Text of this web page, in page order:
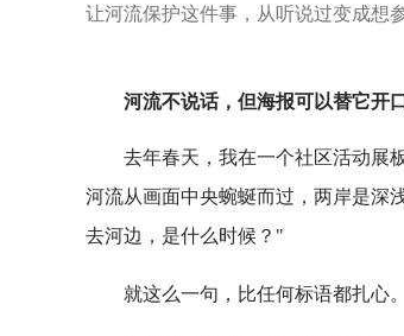
让河流保护这件事，从听说过变成想参
河流不说话，但海报可以替它开口
去年春天，我在一个社区活动展
河流从画面中央蜿蜒而过，两岸是深
去河边，是什么时候？"
就这么一句，比任何标语都扎心。